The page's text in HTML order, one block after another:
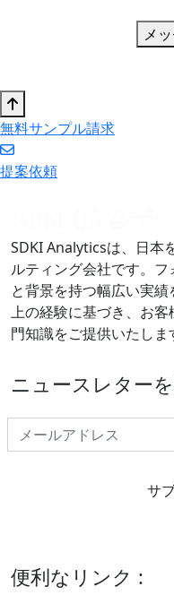
メ
無料サンプル請求
提案依頼
SDKI Analyticsは、日本
ルティング会社です。
と背景を持つ幅広い実
上の経験に基づき、お
門知識をご提供いたしま
ニュースレター
サ
便利なリンク :